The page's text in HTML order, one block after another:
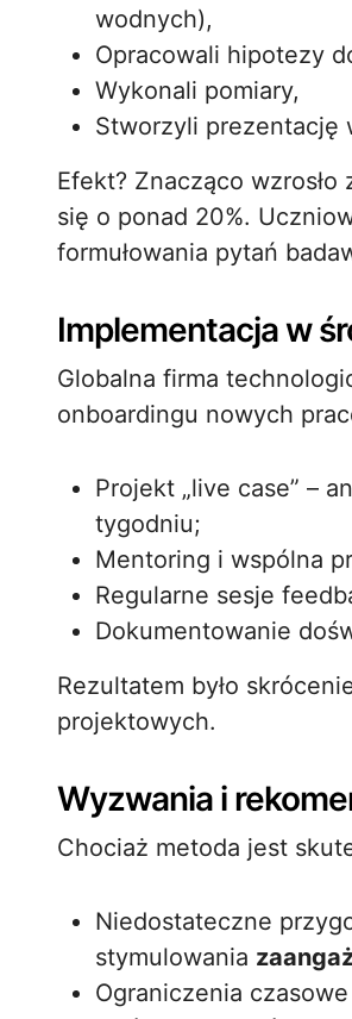
wodnych),
Opracowali hipotezy
Wykonali pomiary,
Stworzyli prezentację
Efekt? Znacząco
się o ponad 20%.
formułowania pytań
Implementacja w
Globalna firma
onboardingu nowych
Projekt „live case” –
tygodniu;
Mentoring i wspólna
Regularne sesje
Dokumentowanie
Rezultatem było
projektowych.
Wyzwania i
Chociaż metoda jest
Niedostateczne
stymulowania
Ograniczenia